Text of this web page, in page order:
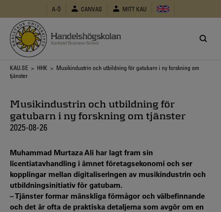
huvudinnehåll
A-Ö CANVAS MITT KAU
Länkstig
KAU.SE > HHK > Musikindustrin och utbildning för gatubarn i ny forskning om
tjänster
Musikindustrin och utbildning för
gatubarn i ny forskning om tjänster
2025-08-26
Muhammad Murtaza Ali har lagt fram sin
licentiatavhandling i ämnet företagsekonomi och ser
kopplingar mellan digitaliseringen av musikindustrin och
utbildningsinitiativ för gatubarn.
– Tjänster formar mänskliga förmågor och välbefinnande
och det är ofta de praktiska detaljerna som avgör om en